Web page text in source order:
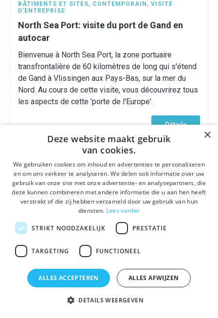
BÂTIMENTS ET SITES, CONTEMPORAIN , VISITE
D'ENTREPRISE
North Sea Port: visite du port de Gand en
autocar
Bienvenue à North Sea Port, la zone portuaire
transfrontalière de 60 kilomètres de long qui s'étend
de Gand à Vlissingen aux Pays-Bas, sur la mer du
Nord. Au cours de cette visite, vous découvrirez tous
les aspects de cette 'porte de l'Europe'.
Détails
CULTURE DÉTENTE,CONTEMPORAIN
Visite d’entreprise chez Filliers Distillery
Beaucoup plus que le genièvre de grain, la gamme
comprend également le gin, le whisky et la vodka.
×
Deze website maakt gebruik
van cookies.
We gebruiken cookies om inhoud en advertenties te personaliseren
en om ons verkeer te analyseren. We delen ook informatie over uw
gebruik van onze site met onze advertentie- en analysepartners, die
deze kunnen combineren met andere informatie die u aan hen heeft
verstrekt of die zij hebben verzameld door uw gebruik van hun
diensten. Lees verder
STRIKT NOODZAKELIJK PRESTATIE
TARGETING FUNCTIONEEL
ALLES ACCEPTEREN ALLES AFWIJZEN
DETAILS WEERGEVEN